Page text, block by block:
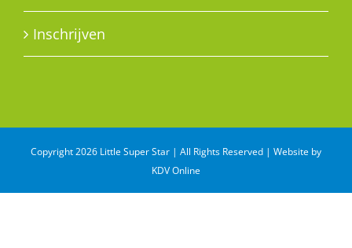
Inschrijven
Copyright 2026 Little Super Star | All Rights Reserved | Website by
KDV Online